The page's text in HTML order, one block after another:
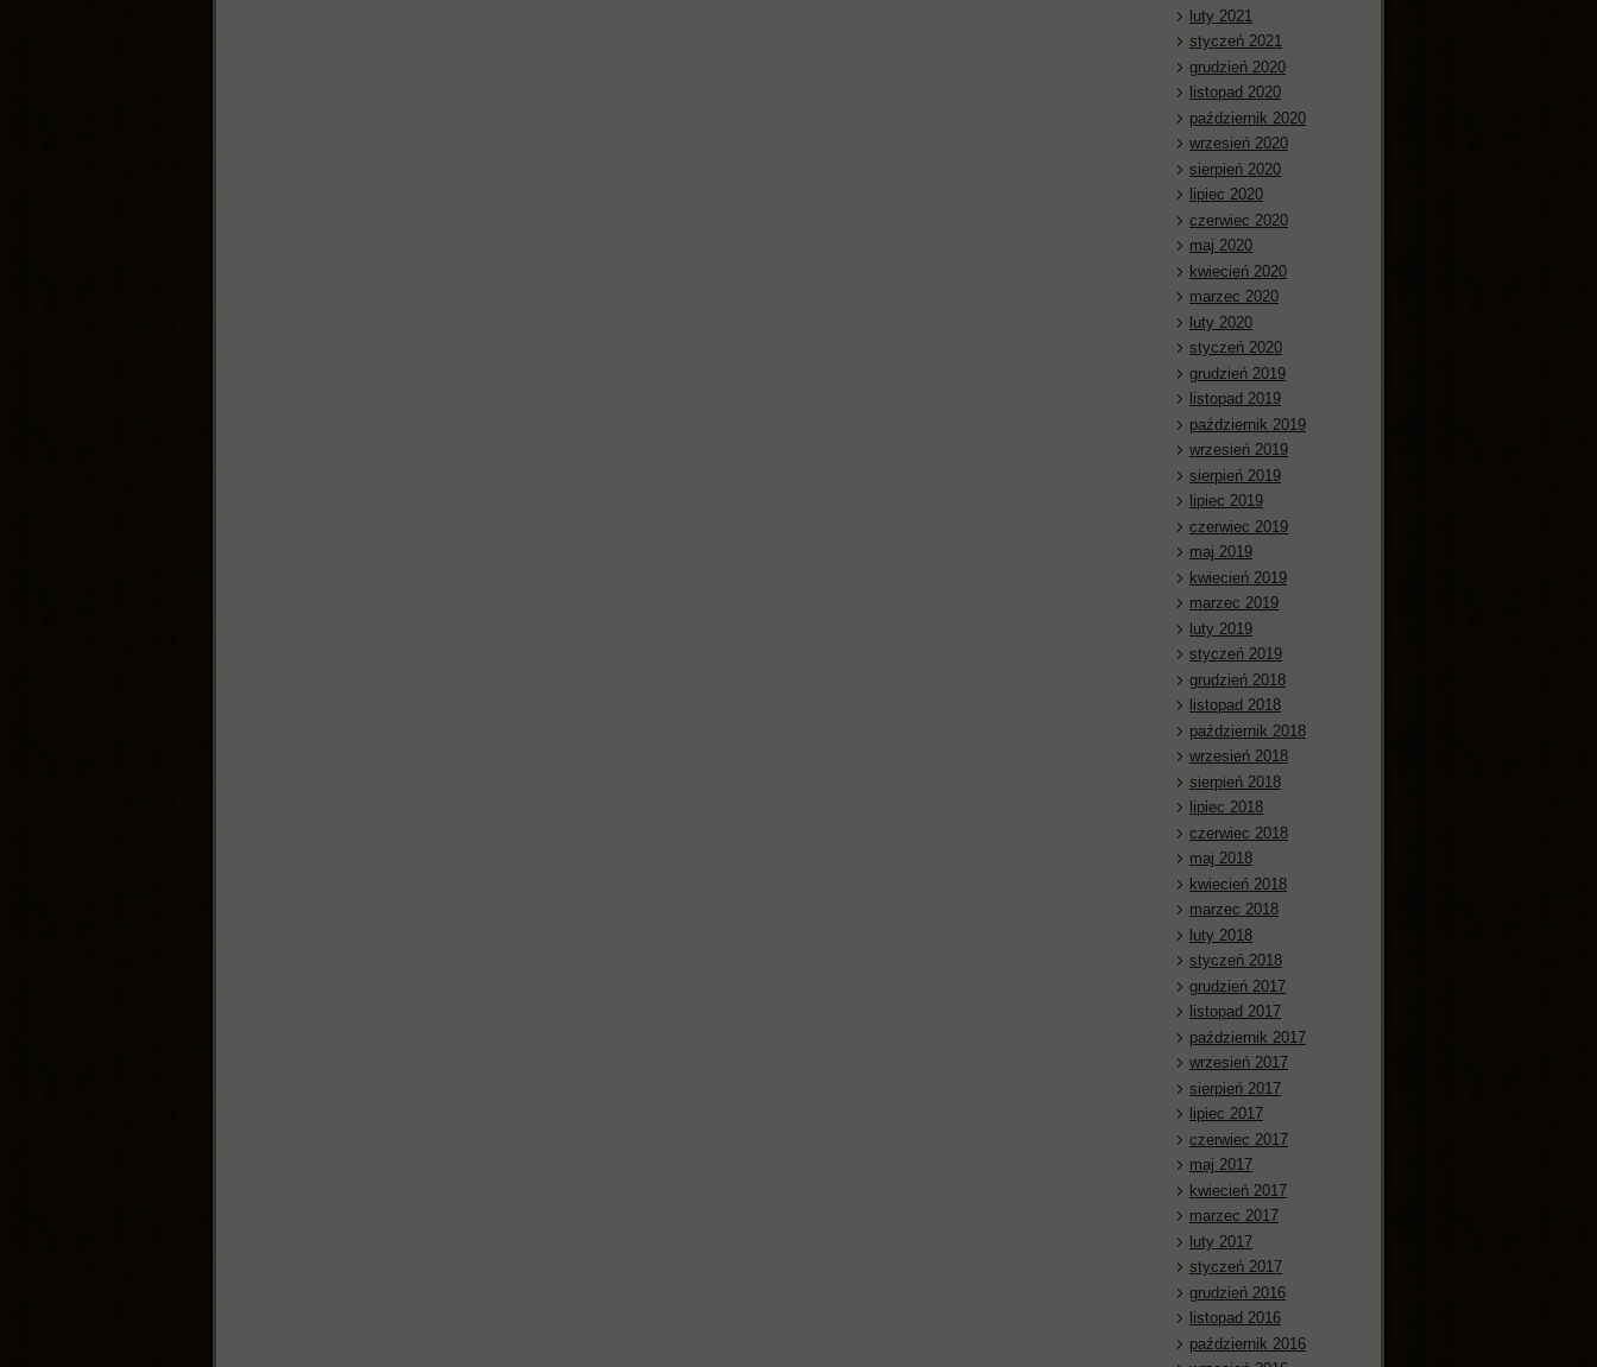
luty 2021
styczeń 2021
grudzień 2020
listopad 2020
październik 2020
wrzesień 2020
sierpień 2020
lipiec 2020
czerwiec 2020
maj 2020
kwiecień 2020
marzec 2020
luty 2020
styczeń 2020
grudzień 2019
listopad 2019
październik 2019
wrzesień 2019
sierpień 2019
lipiec 2019
czerwiec 2019
maj 2019
kwiecień 2019
marzec 2019
luty 2019
styczeń 2019
grudzień 2018
listopad 2018
październik 2018
wrzesień 2018
sierpień 2018
lipiec 2018
czerwiec 2018
maj 2018
kwiecień 2018
marzec 2018
luty 2018
styczeń 2018
grudzień 2017
listopad 2017
październik 2017
wrzesień 2017
sierpień 2017
lipiec 2017
czerwiec 2017
maj 2017
kwiecień 2017
marzec 2017
luty 2017
styczeń 2017
grudzień 2016
listopad 2016
październik 2016